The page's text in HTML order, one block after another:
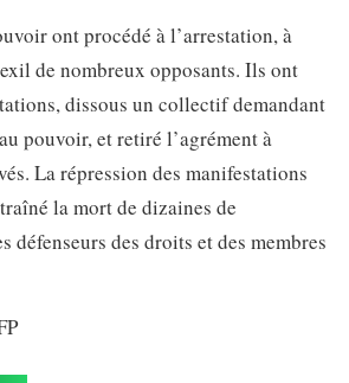
ont procédé à l’arrestation, à
de nombreux opposants. Ils ont
dissous un collectif demandant
pouvoir, et retiré l’agrément à
La répression des manifestations
la mort de dizaines de
défenseurs des droits et des membres